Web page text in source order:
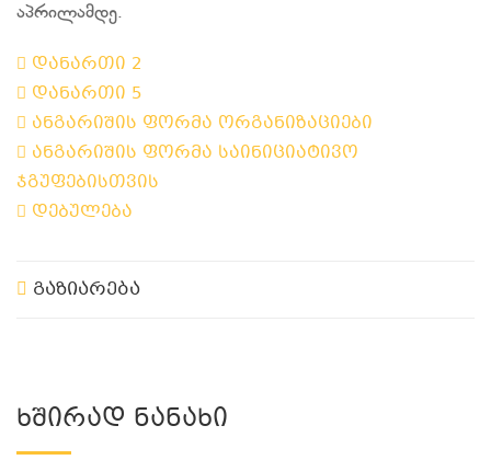
აპრილამდე.
დანართი 2
დანართი 5
ანგარიშის ფორმა ორგანიზაციები
ანგარიშის ფორმა საინიციატივო
ჯგუფებისთვის
დებულება
გაზიარება
Ხშირად Ნანახი